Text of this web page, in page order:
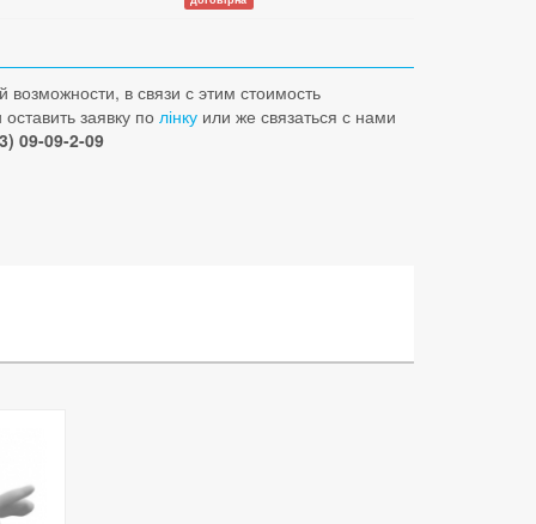
в связи с этим стоимость
заявку по лінку или же связаться с нами
09-09-2-09